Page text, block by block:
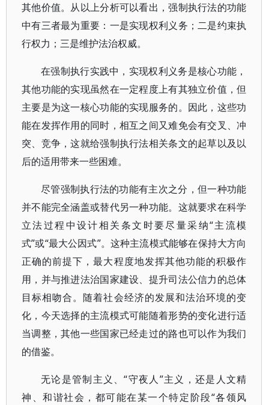
其他价值。从以上分析可以看出，强制执行法的功能
中有三者最为重要：一是实现权利义务；二是约束执
行权力；三是维护法治权威。
在强制执行实践中，实现权利义务是核心功能，
其他功能的实现虽然在一定程度上有其独立价值，但
主要是为这一核心功能的实现服务的。因此，这些功
能在发挥作用的同时，相互之间又难免会有交叉、冲
突、竞争，这就给强制执行法相关条文的起草以及以
后的适用带来一些困难。
尽管强制执行法的功能有主次之分，但一种功能
并不能完全涵盖或替代另一种功能。这就要求在科学
立法过程中设计相关条文时要尽量采纳“主流模
式”或“最大公因式”。这种主流模式能够在保持大方向
正确的前提下，最大程度地发挥其他功能的积极作
用，并与推进法治国家建设、提升司法公信力的总体
目标相吻合。随着社会经济的发展和法治环境的变
化，今天选择的主流模式可能随着形势的变化进行适
当调整，其他一些国家已经走过的路也可以作为我们
的借鉴。
无论是管制主义、“守夜人”主义，还是人文精
神、和谐社会，都可能在某一个特定阶段“各领风